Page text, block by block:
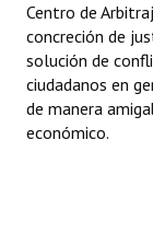
Centro de
concreción de
solución de
ciudadanos en
de manera
económico.